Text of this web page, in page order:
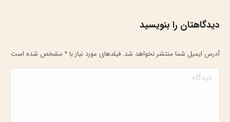
دیدگاهتان را بنویسید
آدرس ایمیل شما منتشر نخواهد شد. فیلدهای مورد نیاز با * مشخص شده است
دیدگاه